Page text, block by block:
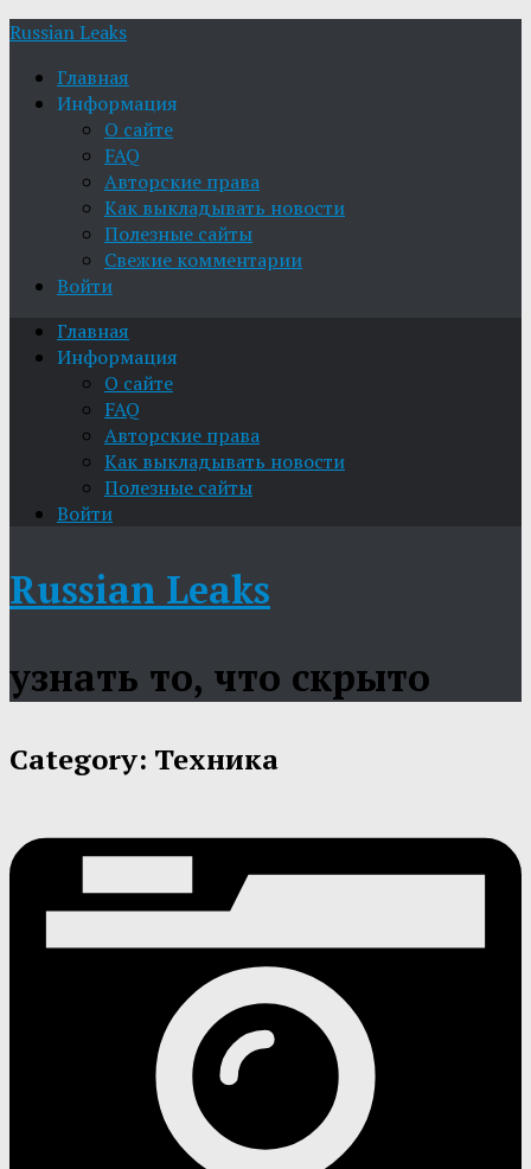
Russian Leaks
Главная
Информация
О сайте
FAQ
Авторские права
Как выкладывать новости
Полезные сайты
Свежие комментарии
Войти
Главная
Информация
О сайте
FAQ
Авторские права
Как выкладывать новости
Полезные сайты
Войти
Russian Leaks
узнать то, что скрыто
Category: Техника